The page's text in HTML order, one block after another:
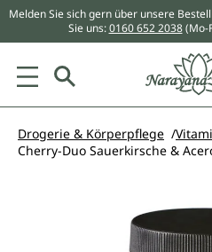
springen
Melden Sie sich gern über unsere
Sie uns:0160 652 2038 (Mo-
Drogerie & Körperpflege